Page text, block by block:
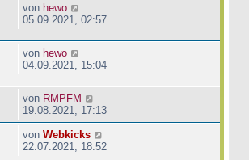
von hewo
05.09.2021, 02:57
von hewo
04.09.2021, 15:04
von RMPFM
19.08.2021, 17:13
von Webkicks
22.07.2021, 18:52